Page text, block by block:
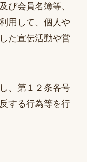
び会員名簿等、
用して、個人や
た宣伝活動や営
、第１２条各号
する行為等を行